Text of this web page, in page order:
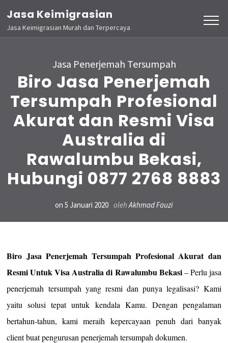
Lompat
ke
konten
Jasa Keimigrasian
Jasa Keimigrasian Murah dan Terpercaya
Jasa Penerjemah Tersumpah
Biro Jasa Penerjemah
Tersumpah Profesional
Akurat dan Resmi Visa
Australia di
Rawalumbu Bekasi,
Hubungi 0877 2768 8883
on 5 Januari 2020 olehAkhmad Fauzi
Biro Jasa Penerjemah Tersumpah Profesional Akurat dan
Resmi Untuk Visa Australia di Rawalumbu Bekasi– Perlu jasa
penerjemah tersumpah yang resmi dan punya legalisasi? Kami
yaitu solusi tepat untuk kendala Kamu. Dengan pengalaman
bertahun-tahun, kami meraih kepercayaan penuh dari banyak
client buat pengurusan penerjemah tersumpah dokumen.